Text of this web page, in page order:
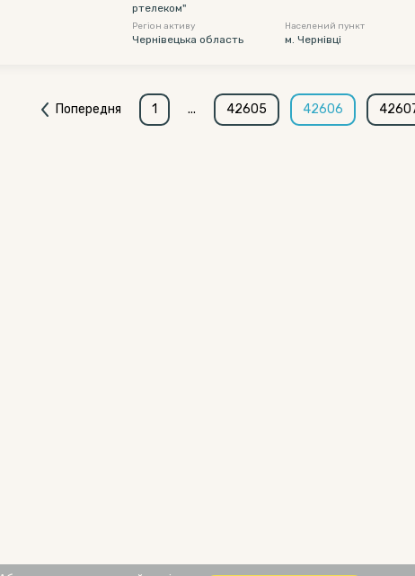
ртелеком"
Регіон активу
Чернівецька область
Населений пункт
м. Чернівці
Попередня 1 ... 42605 42606